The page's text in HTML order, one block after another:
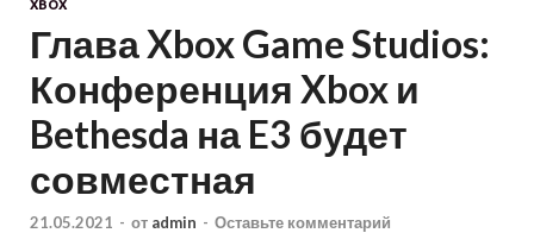
XBOX
Глава Xbox Game Studios:
Конференция Xbox и
Bethesda на E3 будет
совместная
21.05.2021 - от admin - Оставьте комментарий